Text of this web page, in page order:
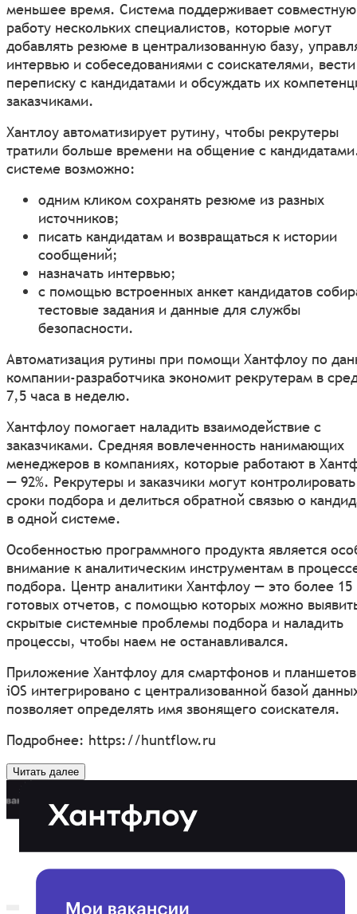
меньшее время. Система поддерживает совместную
работу нескольких специалистов, которые могут
добавлять резюме в централизованную базу,
интервью и собеседованиями с соискателями, вести
переписку с кандидатами и обсуждать их
заказчиками.
Хантлоу автоматизирует рутину, чтобы рекрутеры
тратили больше времени на общение с
системе возможно:
одним кликом сохранять резюме из разных
источников;
писать кандидатам и возвращаться к истории
сообщений;
назначать интервью;
с помощью встроенных анкет кандидатов
тестовые задания и данные для службы
безопасности.
Автоматизация рутины при помощи Хантфлоу по
компании-разработчика экономит рекрутерам в
7,5 часа в неделю.
Хантфлоу помогает наладить взаимодействие с
заказчиками. Средняя вовлеченность нанимающих
менеджеров в компаниях, которые работают в
— 92%. Рекрутеры и заказчики могут контролировать
сроки подбора и делиться обратной связью о
в одной системе.
Особенностью программного продукта является
внимание к аналитическим инструментам в
подбора. Центр аналитики Хантфлоу — это более 15
готовых отчетов, с помощью которых можно
скрытые системные проблемы подбора и наладить
процессы, чтобы наем не останавливался.
Приложение Хантфлоу для смартфонов и
iOS интегрировано с централизованной базой
позволяет определять имя звонящего соискателя.
Подробнее: https://huntflow.ru
Читать далее